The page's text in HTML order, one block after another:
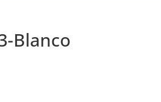
Blanco